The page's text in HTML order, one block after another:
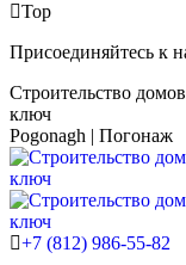
Top
Присоединяйтесь к
Строительство
ключ
Pogonagh | Погонаж
+7 (812) 986-55-82